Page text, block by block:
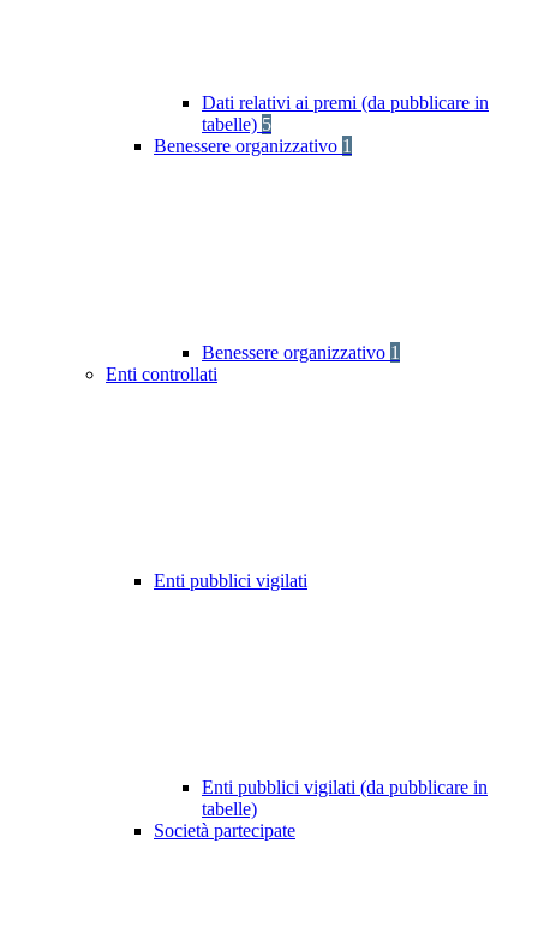
Dati relativi ai premi (da pubblicare in
tabelle) 5
Benessere organizzativo 1
Benessere organizzativo 1
Enti controllati
Enti pubblici vigilati
Enti pubblici vigilati (da pubblicare in
tabelle)
Società partecipate